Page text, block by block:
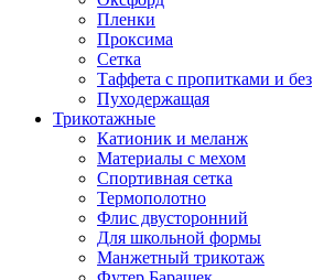
Пленки
Проксима
Сетка
Таффета с пропитками и без
Пуходержащая
Трикотажные
Катионик и меланж
Материалы с мехом
Спортивная сетка
Термополотно
Флис двусторонний
Для школьной формы
Манжетный трикотаж